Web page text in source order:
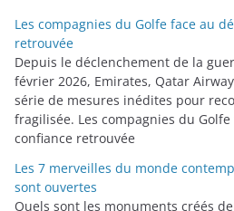
r
i
e
s
Les compagnies du Golfe face au
retrouvée
Depuis le déclenchement de la
février 2026, Emirates, Qatar
série de mesures inédites pour
fragilisée. Les compagnies du
confiance retrouvée
Les 7 merveilles du monde
sont ouvertes
Quels sont les monuments créés